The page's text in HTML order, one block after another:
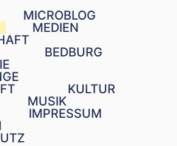
MICROBLOG
MEDIEN
BEDBURG
KULTUR
MUSIK
IMPRESSUM